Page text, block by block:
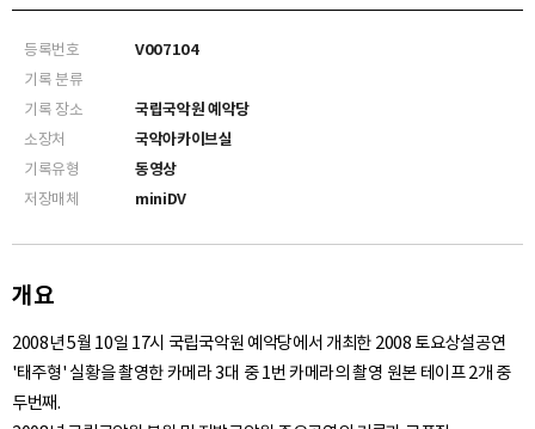
등록번호
V007104
기록 분류
기록 장소
국립국악원 예악당
소장처
국악아카이브실
기록유형
동영상
저장매체
miniDV
개요
2008년 5월 10일 17시 국립국악원 예악당에서 개최한 2008 토요상설공연
'태주형' 실황을 촬영한 카메라 3대 중 1번 카메라의 촬영 원본 테이프 2개 중
두번째.